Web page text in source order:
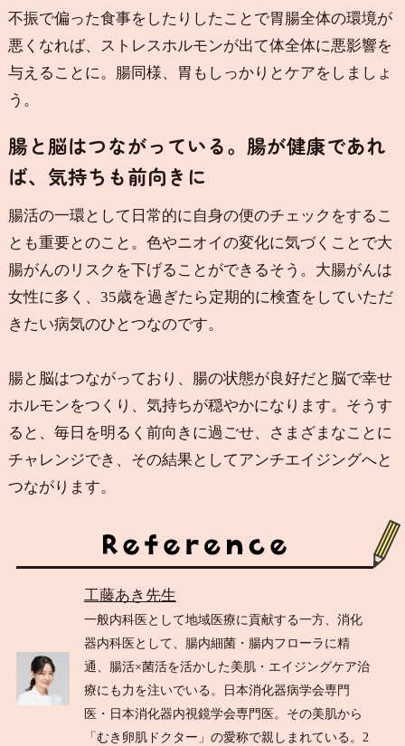
不振で偏った食事をしたりしたことで胃腸全体の環境が
悪くなれば、ストレスホルモンが出て体全体に悪影響を
与えることに。腸同様、胃もしっかりとケアをしましょ
う。
腸と脳はつながっている。腸が健康であれ
ば、気持ちも前向きに
腸活の一環として日常的に自身の便のチェックをするこ
とも重要とのこと。色やニオイの変化に気づくことで大
腸がんのリスクを下げることができるそう。大腸がんは
女性に多く、35歳を過ぎたら定期的に検査をしていただ
きたい病気のひとつなのです。
腸と脳はつながっており、腸の状態が良好だと脳で幸せ
ホルモンをつくり、気持ちが穏やかになります。そうす
ると、毎日を明るく前向きに過ごせ、さまざまなことに
チャレンジでき、その結果としてアンチエイジングへと
つながります。
工藤あき先生
一般内科医として地域医療に貢献する一方、消化
器内科医として、腸内細菌・腸内フローラに精
通、腸活×菌活を活かした美肌・エイジングケア治
療にも力を注いでいる。日本消化器病学会専門
医・日本消化器内視鏡学会専門医。その美肌から
「むき卵肌ドクター」の愛称で親しまれている。2